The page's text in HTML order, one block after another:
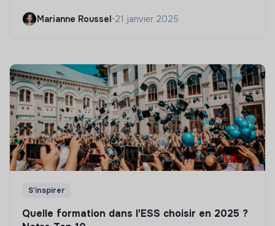
Marianne Roussel•21 janvier 2025
S'inspirer
Quelle formation dans l'ESS choisir en 2025 ?